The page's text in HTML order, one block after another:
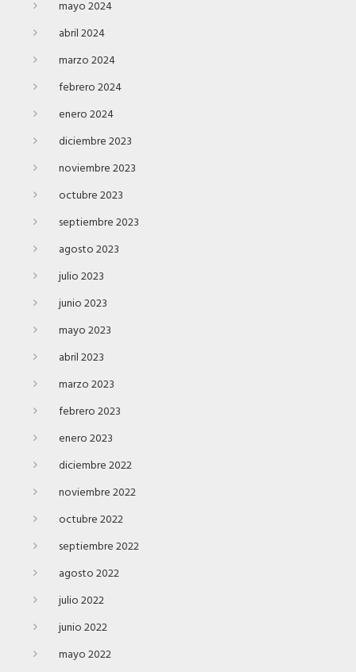
mayo 2024
abril 2024
marzo 2024
febrero 2024
enero 2024
diciembre 2023
noviembre 2023
octubre 2023
septiembre 2023
agosto 2023
julio 2023
junio 2023
mayo 2023
abril 2023
marzo 2023
febrero 2023
enero 2023
diciembre 2022
noviembre 2022
octubre 2022
septiembre 2022
agosto 2022
julio 2022
junio 2022
mayo 2022